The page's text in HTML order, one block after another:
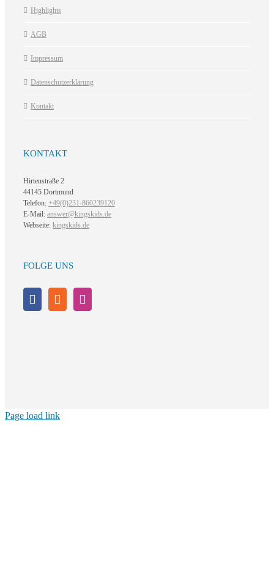
Highlights
AGB
Impressum
Datenschutzerklärung
Kontakt
KONTAKT
Hirtenstraße 2
44145 Dortmund
Telefon: +49(0)231-860239120
E-Mail: answer@kingskids.de
Webseite: kingskids.de
FOLGE UNS
Page load link